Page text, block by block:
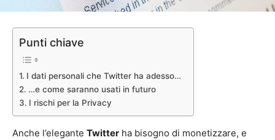
Punti chiave
I dati personali che Twitter ha adesso…
…e come saranno usati in futuro
I rischi per la Privacy
Anche l’elegante Twitter ha bisogno di monetizzare, e